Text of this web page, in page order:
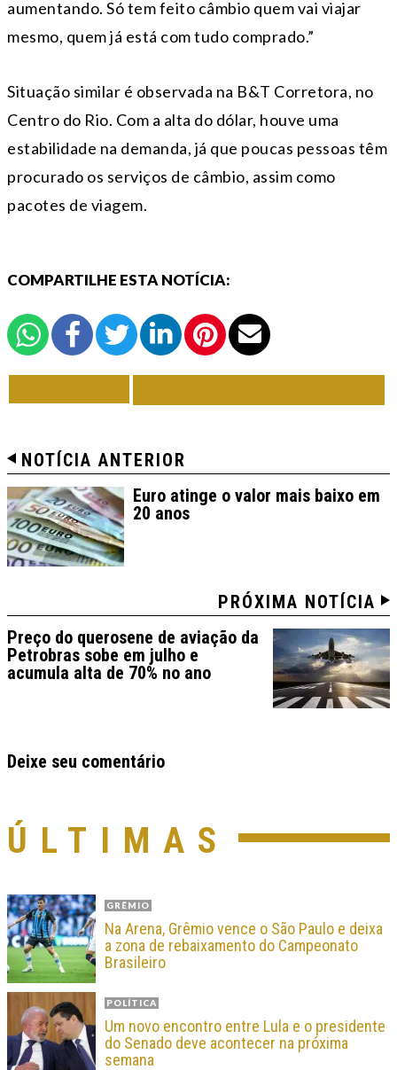
aumentando. Só tem feito câmbio quem vai viajar
mesmo, quem já está com tudo comprado.”
Situação similar é observada na B&T Corretora, no
Centro do Rio. Com a alta do dólar, houve uma
estabilidade na demanda, já que poucas pessoas têm
procurado os serviços de câmbio, assim como
pacotes de viagem.
COMPARTILHE ESTA NOTÍCIA:
NOTÍCIA ANTERIOR
Euro atinge o valor mais baixo em
20 anos
PRÓXIMA NOTÍCIA
Preço do querosene de aviação da
Petrobras sobe em julho e
acumula alta de 70% no ano
Deixe seu comentário
ÚLTIMAS
GRÊMIO
Na Arena, Grêmio vence o São Paulo e deixa
a zona de rebaixamento do Campeonato
Brasileiro
POLÍTICA
Um novo encontro entre Lula e o presidente
do Senado deve acontecer na próxima
semana